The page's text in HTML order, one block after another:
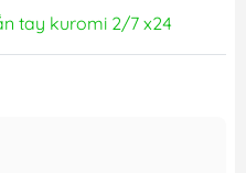
tay kuromi 2/7 x24